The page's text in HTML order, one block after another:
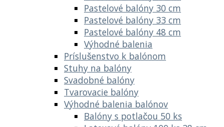
Pastelové balóny 30 cm
Pastelové balóny 33 cm
Pastelové balóny 48 cm
Výhodné balenia
Príslušenstvo k balónom
Stuhy na balóny
Svadobné balóny
Tvarovacie balóny
Výhodné balenia balónov
Balóny s potlačou 50 ks